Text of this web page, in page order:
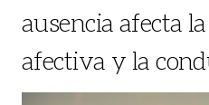
ausencia afecta
afectiva y la